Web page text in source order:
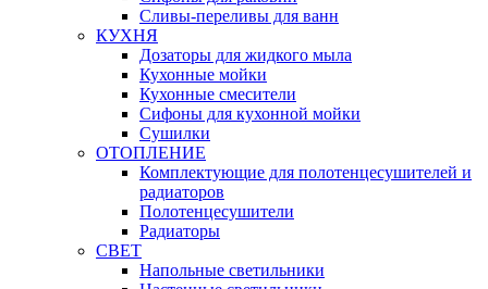
Сливы-переливы для ванн
КУХНЯ
Дозаторы для жидкого мыла
Кухонные мойки
Кухонные смесители
Сифоны для кухонной мойки
Сушилки
ОТОПЛЕНИЕ
Комплектующие для полотенцесушителей и
радиаторов
Полотенцесушители
Радиаторы
СВЕТ
Напольные светильники